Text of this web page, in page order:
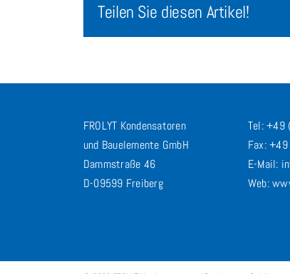
Teilen Sie diesen Artikel!
FROLYT Kondensatoren
und Bauelemente GmbH
Dammstraße 46
D-09599 Freiberg
Tel: +49
Fax:
E-Mail:
Web: